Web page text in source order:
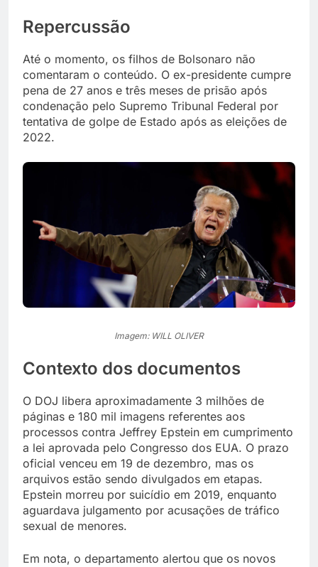
Repercussão
Até o momento, os filhos de Bolsonaro não
comentaram o conteúdo. O ex-presidente cumpre
pena de 27 anos e três meses de prisão após
condenação pelo Supremo Tribunal Federal por
tentativa de golpe de Estado após as eleições de
2022.
Imagem: WILL OLIVER
Contexto dos documentos
O DOJ libera aproximadamente 3 milhões de
páginas e 180 mil imagens referentes aos
processos contra Jeffrey Epstein em cumprimento
a lei aprovada pelo Congresso dos EUA. O prazo
oficial venceu em 19 de dezembro, mas os
arquivos estão sendo divulgados em etapas.
Epstein morreu por suicídio em 2019, enquanto
aguardava julgamento por acusações de tráfico
sexual de menores.
Em nota, o departamento alertou que os novos